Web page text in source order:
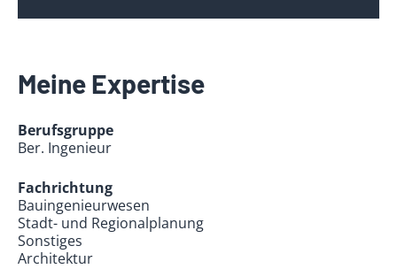
Meine Expertise
Berufsgruppe
Ber. Ingenieur
Fachrichtung
Bauingenieurwesen
Stadt- und Regionalplanung
Sonstiges
Architektur